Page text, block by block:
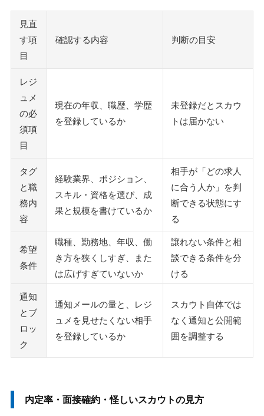
見直
す項
目
確認する内容 判断の目安
レジ
ュメ
の必
須項
目
現在の年収、職歴、学歴
を登録しているか
未登録だとスカウ
トは届かない
タグ
と職
務内
容
経験業界、ポジション、
スキル・資格を選び、成
果と規模を書けているか
相手が「どの求人
に合う人か」を判
断できる状態にす
る
希望
条件
職種、勤務地、年収、働
き方を狭くしすぎ、また
は広げすぎていないか
譲れない条件と相
談できる条件を分
ける
通知
とブ
ロッ
ク
通知メールの量と、レジ
ュメを見せたくない相手
を登録しているか
スカウト自体では
なく通知と公開範
囲を調整する
内定率・面接確約・怪しいスカウトの見方